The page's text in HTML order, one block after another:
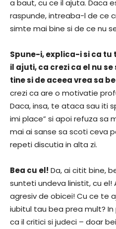
a baut, cu ce il ajuta. Daca
raspunde, intreaba-l de ce
simte mai bine si de ce nu
Spune-i, explica-i si ca tu
il ajuti, ca crezi ca el nu
tine si de aceea vrea sa
crezi ca are o motivatie
Daca, insa, te ataca sau iti
imi place” si apoi refuza sa
mai ai sanse sa scoti ceva
repeti discutia in alta zi.
Bea cu el! Da, ai citit bine,
sunteti undeva linistit, cu el!
agresiv de obicei! Cu ce te
iubitul tau bea prea mult? In
ca il critici si judeci – doar